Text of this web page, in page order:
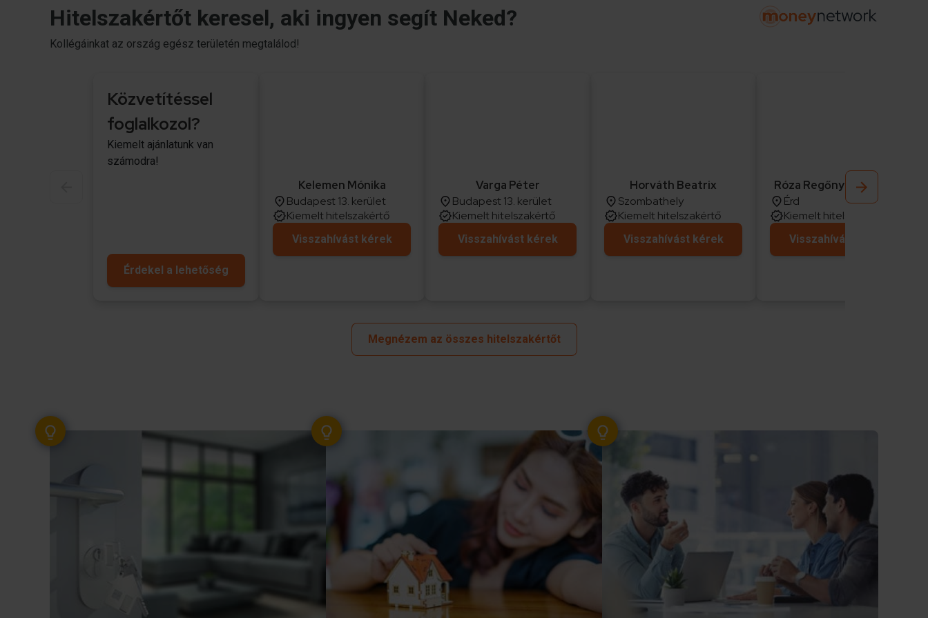
Hitelszakértőt keresel, aki ingyen segít Neked?
Kollégáinkat az ország egész területén megtalálod!
Közvetítéssel
foglalkozol?
Kiemelt ajánlatunk van
számodra!
Érdekel a lehetőség
Kelemen Mónika
Budapest 13. kerület
Kiemelt hitelszakértő
Visszahívást kérek
Varga Péter
Budapest 13. kerület
Kiemelt hitelszakértő
Visszahívást kérek
Horváth Beatrix
Szombathely
Kiemelt hitelszakértő
Visszahívást kérek
Róza Regőnyeiné Petőfi
Érd
Kiemelt hitelszakértő
Visszahívást kérek
Megnézem az összes hitelszakértőt